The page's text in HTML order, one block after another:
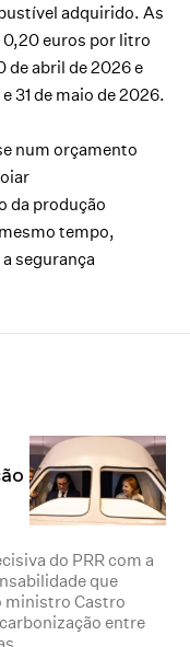
adquirido. As
0,20 euros por litro
de abril de 2026 e
31 de maio de 2026.
num orçamento
da produção
tempo,
segurança
do PRR com a
que
ministro Castro
entre